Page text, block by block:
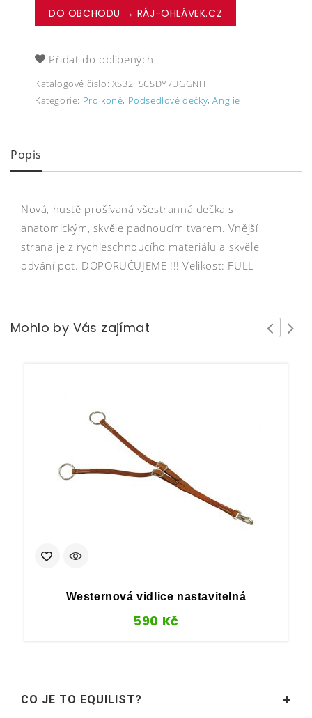
DO OBCHODU → RÁJ-OHLÁVEK.CZ
Přidat do oblíbených
Katalogové číslo: XS32F5CSDY7UGGNH
Kategorie: Pro koně, Podsedlové dečky,Anglie
Popis
Nová, hustě prošívaná všestranná dečka s
anatomickým, skvěle padnoucím tvarem. Vnější
strana je z rychleschnoucího materiálu a skvěle
odvání pot. DOPORUČUJEME !!! Velikost: FULL
Mohlo by Vás zajímat
Westernová vidlice nastavitelná
590 Kč
CO JE TO EQUILIST?